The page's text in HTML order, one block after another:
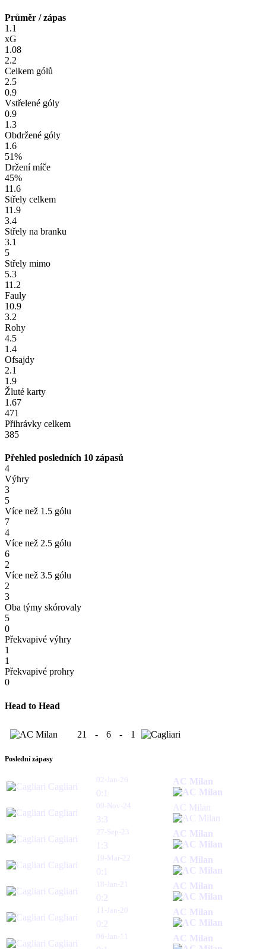
Průměr / zápas
1.1
xG
1.08
2.2
Celkem gólů
2.5
0.9
Vstřelené góly
0.9
1.3
Obdržené góly
1.6
51%
Držení míče
45%
11.6
Střely celkem
11.9
3.4
Střely na branku
3.1
5
Střely mimo
5.3
11.2
Fauly
10.9
3.2
Rohy
4.5
1.4
Ofsajdy
2.1
1.9
Žluté karty
1.67
471
Přihrávky celkem
385
Přehled posledních 10 zápasů
4
Výhry
3
5
Více než 1.5 gólu
7
4
Více než 2.5 gólu
6
2
Více než 3.5 gólu
2
3
Oba týmy skórovaly
5
0
Překvapivé výhry
1
1
Překvapivé prohry
0
Head to Head
21 - 6 - 1
Poslední zápasy
Cagliari
02-Jan-26
0:1
AC Milan
Cagliari
09-Nov-24
3:3
AC Milan
Cagliari
27-Sep-23
1:3
AC Milan
Cagliari
19-Mar-22
0:1
AC Milan
Cagliari
18-Jan-21
0:2
AC Milan
Cagliari
11-Jan-20
0:2
AC Milan
Cagliari
06-Jan-11 AC Milan